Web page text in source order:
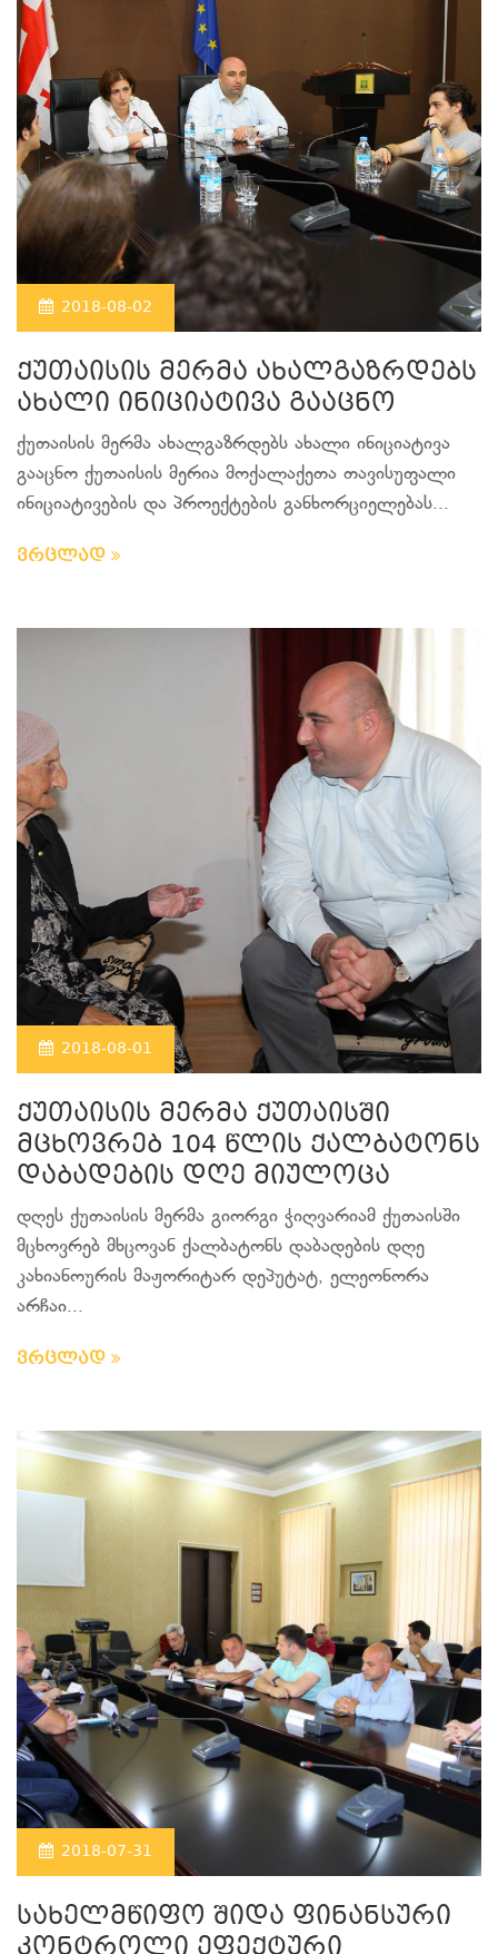
2018-08-02
ქუთაისის მერმა ახალგაზრდებს
ახალი ინიციატივა გააცნო
ქუთაისის მერმა ახალგაზრდებს ახალი ინიციატივა
გააცნო ქუთაისის მერია მოქალაქეთა თავისუფალი
ინიციატივების და პროექტების განხორციელებას...
ვრცლად
2018-08-01
ქუთაისის მერმა ქუთაისში
მცხოვრებ 104 წლის ქალბატონს
დაბადების დღე მიულოცა
დღეს ქუთაისის მერმა გიორგი ჭიღვარიამ ქუთაისში
მცხოვრებ მხცოვან ქალბატონს დაბადების დღე
კახიანოურის მაჟორიტარ დეპუტატ, ელეონორა
არჩაი...
ვრცლად
2018-07-31
სახელმწიფო შიდა ფინანსური